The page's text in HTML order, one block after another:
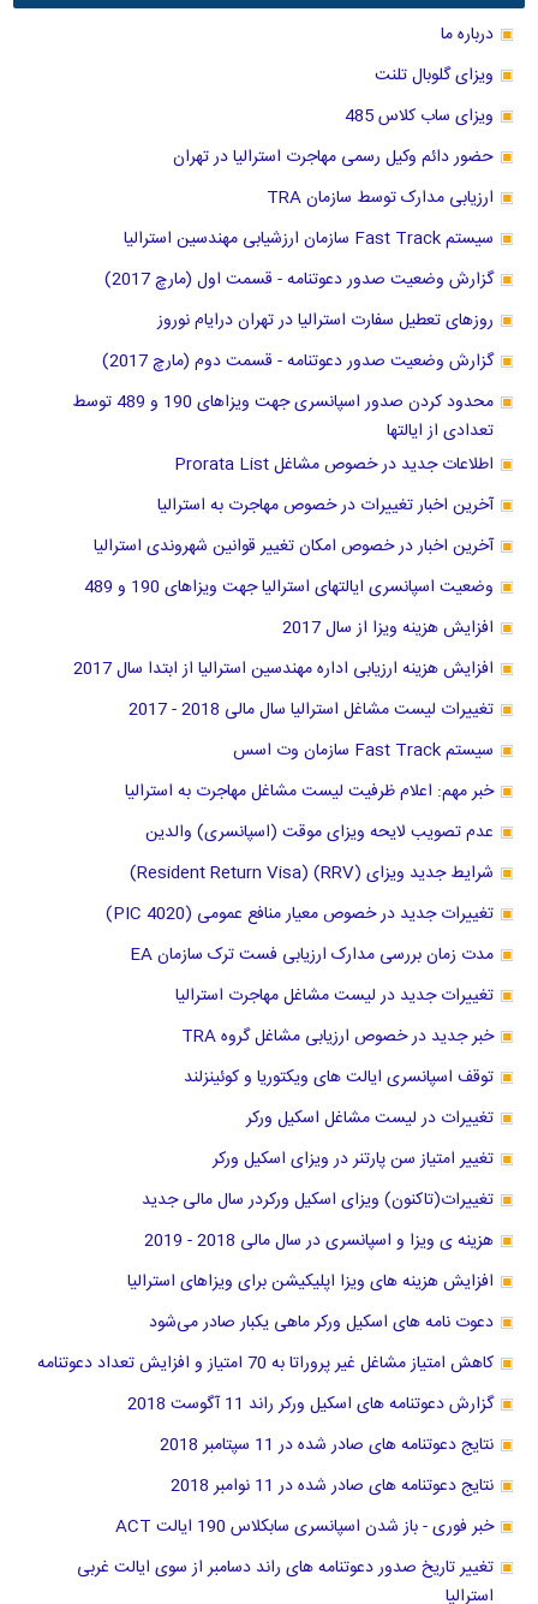
درباره ما
ویزای گلوبال تلنت
ویزای ساب کلاس 485
حضور دائم وکیل رسمی مهاجرت استرالیا در تهران
ارزیابی مدارک توسط سازمان TRA
سیستم Fast Track سازمان ارزشیابی مهندسین استرالیا
گزارش وضعیت صدور دعوتنامه - قسمت اول (مارچ 2017)
روزهای تعطیل سفارت استرالیا در تهران درایام نوروز
گزارش وضعیت صدور دعوتنامه - قسمت دوم (مارچ 2017)
محدود کردن صدور اسپانسری جهت ویزاهای 190 و 489 توسط
تعدادی از ایالتها
اطلاعات جدید در خصوص مشاغل Prorata List
آخرین اخبار تغییرات در خصوص مهاجرت به استرالیا
آخرین اخبار در خصوص امکان تغییر قوانین شهروندی استرالیا
وضعیت اسپانسری ایالتهای استرالیا جهت ویزاهای 190 و 489
افزایش هزینه ویزا از سال 2017
افزایش هزینه ارزیابی اداره مهندسین استرالیا از ابتدا سال 2017
تغییرات لیست مشاغل استرالیا سال مالی 2018 - 2017
سیستم Fast Track سازمان وت اسس
خبر مهم: اعلام ظرفیت لیست مشاغل مهاجرت به استرالیا
عدم تصویب لایحه ویزای موقت (اسپانسری) والدین
شرایط جدید ویزای (RRV) (Resident Return Visa)
تغییرات جدید در خصوص معیار منافع عمومی (PIC 4020)
مدت زمان بررسی مدارک ارزیابی فست ترک سازمان EA
تغییرات جدید در لیست مشاغل مهاجرت استرالیا
خبر جدید در خصوص ارزیابی مشاغل گروه TRA
توقف اسپانسری ایالت های ویکتوریا و کوئینزلند
تغییرات در لیست مشاغل اسکیل ورکر
تغییر امتیاز سن پارتنر در ویزای اسکیل ورکر
تغییرات(تاکنون) ویزای اسکیل ورکردر سال مالی جدید
هزینه ی ویزا و اسپانسری در سال مالی 2018 - 2019
افزایش هزینه های ویزا اپلیکیشن برای ویزاهای استرالیا
دعوت نامه های اسکیل ورکر ماهی یکبار صادر می‌شود
کاهش امتیاز مشاغل غیر پروراتا به 70 امتیاز و افزایش تعداد دعوتنامه
گزارش دعوتنامه های اسکیل ورکر راند 11 آگوست 2018
نتایج دعوتنامه های صادر شده در 11 سپتامبر 2018
نتایج دعوتنامه های صادر شده در 11 نوامبر 2018
خبر فوری - باز شدن اسپانسری سابکلاس 190 ایالت ACT
تغییر تاریخ صدور دعوتنامه های راند دسامبر از سوی ایالت غربی
استرالیا